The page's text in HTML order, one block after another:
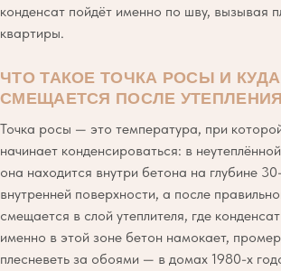
конденсат пойдёт именно по шву, вызывая
квартиры.
ЧТО ТАКОЕ ТОЧКА РОСЫ И
СМЕЩАЕТСЯ ПОСЛЕ УТЕПЛЕНИЯ
Точка росы — это температура, при
начинает конденсироваться: в
она находится внутри бетона на глубине
внутренней поверхности, а после
смещается в слой утеплителя, где
именно в этой зоне бетон намокает,
плесневеть за обоями — в домах 1980-х